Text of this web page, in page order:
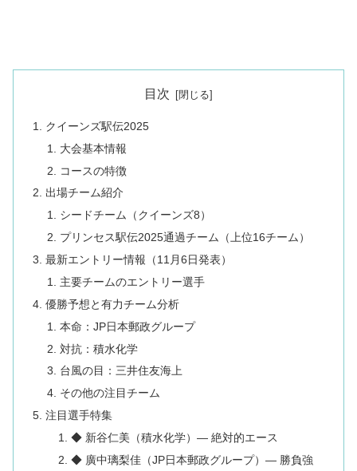
目次
クイーンズ駅伝2025
大会基本情報
コースの特徴
出場チーム紹介
シードチーム（クイーンズ8）
プリンセス駅伝2025通過チーム（上位16チーム）
最新エントリー情報（11月6日発表）
主要チームのエントリー選手
優勝予想と有力チーム分析
本命：JP日本郵政グループ
対抗：積水化学
台風の目：三井住友海上
その他の注目チーム
注目選手特集
◆ 新谷仁美（積水化学）— 絶対的エース
◆ 廣中璃梨佳（JP日本郵政グループ）— 勝負強